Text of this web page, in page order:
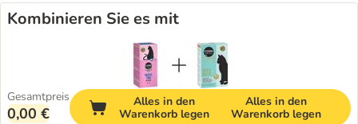
Kombinieren Sie es mit
Gesamtpreis
0,00 €
Alles in den
Warenkorb legen
Alles in den
Warenkorb legen